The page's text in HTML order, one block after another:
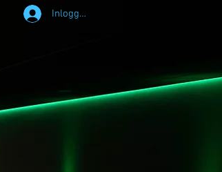
Inloggen